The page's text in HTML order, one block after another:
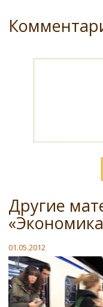
Другие
01.05.2012